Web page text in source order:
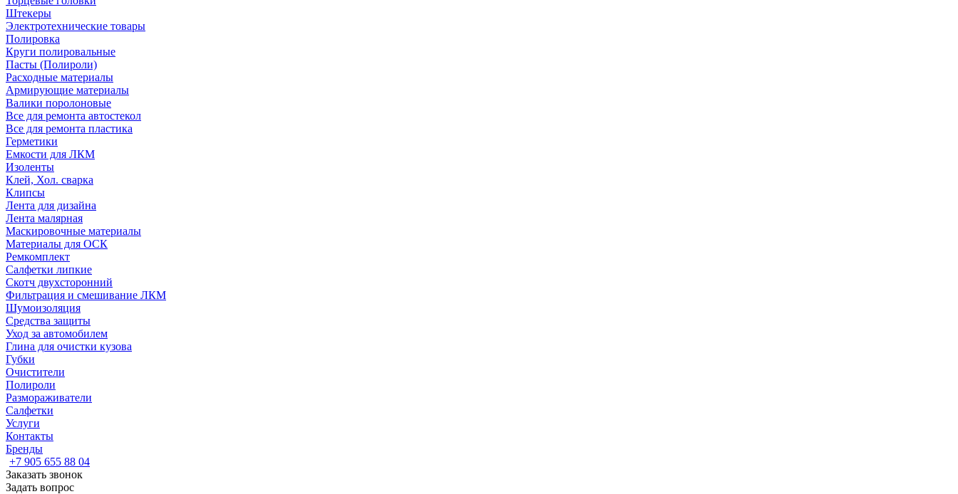
Штекеры
Электротехнические товары
Полировка
Круги полировальные
Пасты (Полироли)
Расходные материалы
Армирующие материалы
Валики поролоновые
Все для ремонта автостекол
Все для ремонта пластика
Герметики
Емкости для ЛКМ
Изоленты
Клей, Хол. сварка
Клипсы
Лента для дизайна
Лента малярная
Маскировочные материалы
Материалы для ОСК
Ремкомплект
Салфетки липкие
Скотч двухсторонний
Фильтрация и смешивание ЛКМ
Шумоизоляция
Средства защиты
Уход за автомобилем
Глина для очистки кузова
Губки
Очистители
Полироли
Размораживатели
Салфетки
Услуги
Контакты
Бренды
+7 905 655 88 04
Заказать звонок
Задать вопрос